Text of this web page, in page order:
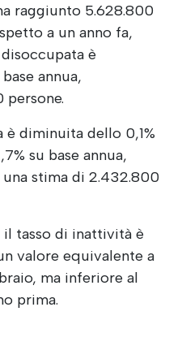
raggiunto 5.628.800
a un anno fa,
è
annua,
diminuita dello 0,1%
su base annua,
stima di 2.432.800
il tasso di inattività è
valore equivalente a
ma inferiore al
prima.